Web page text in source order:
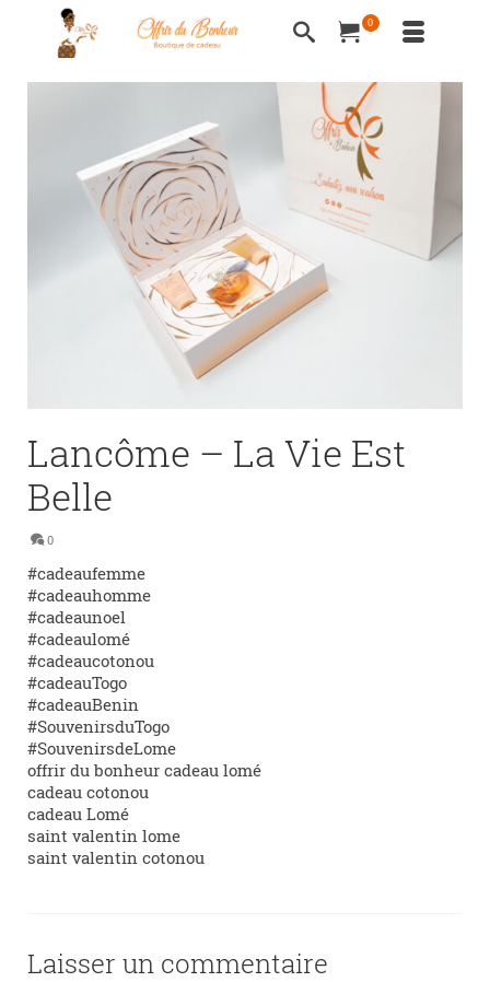
0
Lancôme – La Vie Est
Belle
0
#cadeaufemme
#cadeauhomme
#cadeaunoel
#cadeaulomé
#cadeaucotonou
#cadeauTogo
#cadeauBenin
#SouvenirsduTogo
#SouvenirsdeLome
offrir du bonheur cadeau lomé
cadeau cotonou
cadeau Lomé
saint valentin lome
saint valentin cotonou
Laisser un commentaire